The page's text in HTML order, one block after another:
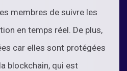
membres de suivre les
en temps réel. De plus,
car elles sont protégées
blockchain, qui est